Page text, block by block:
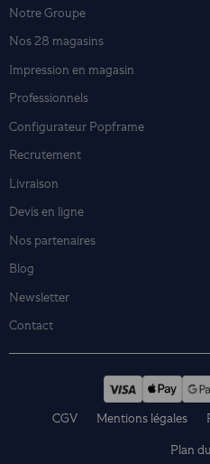
Notre Groupe
Nos 28 magasins
Impression en magasin
Professionnels
Configurateur Popframe
Recrutement
Livraison
Devis en ligne
Nos partenaires
Blog
Newsletter
Contact
CGV Mentions légales
Plan